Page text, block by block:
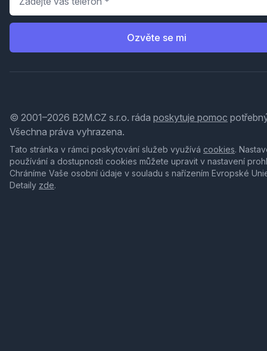
Ozvěte se mi
© 2001–2026 B2M.CZ s.r.o. ráda poskytuje pomoc
Všechna práva vyhrazena.
Tato stránka v rámci poskytování služeb využívá cookies.
používání a dostupnosti cookies můžete upravit v nastavení
Chráníme Vaše osobní údaje v souladu s nařízením Evropské
Detaily zde.